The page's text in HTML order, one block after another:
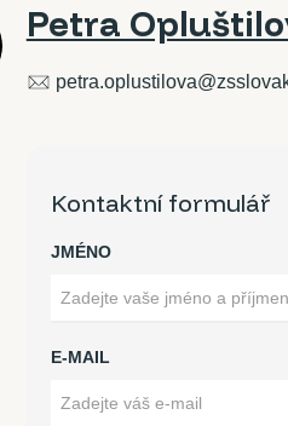
Petra
Kontaktní formulář
JMÉNO
E-MAIL